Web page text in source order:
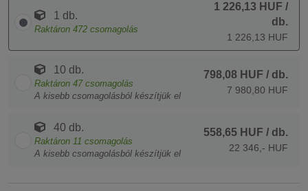
1 db.
Raktáron 472 csomagolás
1 226,13 HUF /
db.
1 226,13 HUF
10 db.
Raktáron 47 csomagolás
A kisebb csomagolásból készítjük el
798,08 HUF / db.
7 980,80 HUF
40 db.
Raktáron 11 csomagolás
A kisebb csomagolásból készítjük el
558,65 HUF / db.
22 346,- HUF